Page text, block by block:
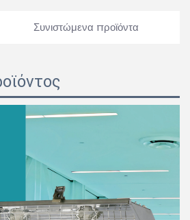
Συνιστώμενα προϊόντα